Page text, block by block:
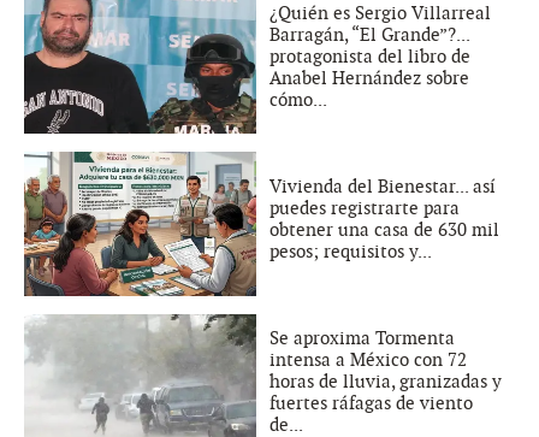
¿Quién es Sergio Villarreal
Barragán, “El Grande”?...
protagonista del libro de
Anabel Hernández sobre
cómo...
Vivienda del Bienestar... así
puedes registrarte para
obtener una casa de 630 mil
pesos; requisitos y...
Se aproxima Tormenta
intensa a México con 72
horas de lluvia, granizadas y
fuertes ráfagas de viento
de...